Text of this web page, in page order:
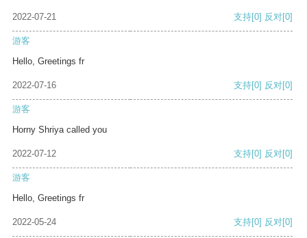
2022-07-21 支持[0] 反对[0]
游客
Hello, Greetings fr
2022-07-16 支持[0] 反对[0]
游客
Horny Shriya called you
2022-07-12 支持[0] 反对[0]
游客
Hello, Greetings fr
2022-05-24 支持[0] 反对[0]